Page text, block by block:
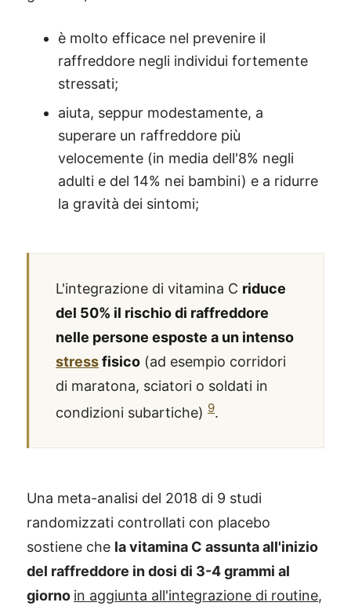
è molto efficace nel prevenire il
raffreddore negli individui fortemente
stressati;
aiuta, seppur modestamente, a
superare un raffreddore più
velocemente (in media dell'8% negli
adulti e del 14% nei bambini) e a ridurre
la gravità dei sintomi;
L'integrazione di vitamina C riduce
del 50% il rischio di raffreddore
nelle persone esposte a un intenso
stressfisico (ad esempio corridori
di maratona, sciatori o soldati in
condizioni subartiche) 9.
Una meta-analisi del 2018 di 9 studi
randomizzati controllati con placebo
sostiene che la vitamina C assunta all'inizio
del raffreddore in dosi di 3-4 grammi al
giorno in aggiunta all'integrazione di routine,